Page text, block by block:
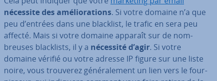
nécessite des amé­lio­ra­tions. Si votre domaine n’a que
peu d’entrées dans une blacklist, le trafic en sera peu
affecté. Mais si votre domaine apparaît sur de nom­
breuses bla­ck­lists, il y a nécessité d’agir. Si votre
domaine vérifié ou votre adresse IP figure sur une liste
noire, vous trouverez gé­né­ra­le­ment un lien vers le four­